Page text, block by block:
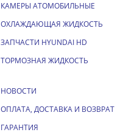
КАМЕРЫ АТОМОБИЛЬНЫЕ
ОХЛАЖДАЮЩАЯ ЖИДКОСТЬ
ЗАПЧАСТИ HYUNDAI HD
ТОРМОЗНАЯ ЖИДКОСТЬ
НОВОСТИ
ОПЛАТА, ДОСТАВКА И ВОЗВРАТ
ГАРАНТИЯ